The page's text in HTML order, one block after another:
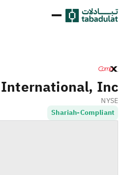
Inc.
NYSE
Shariah-Compliant